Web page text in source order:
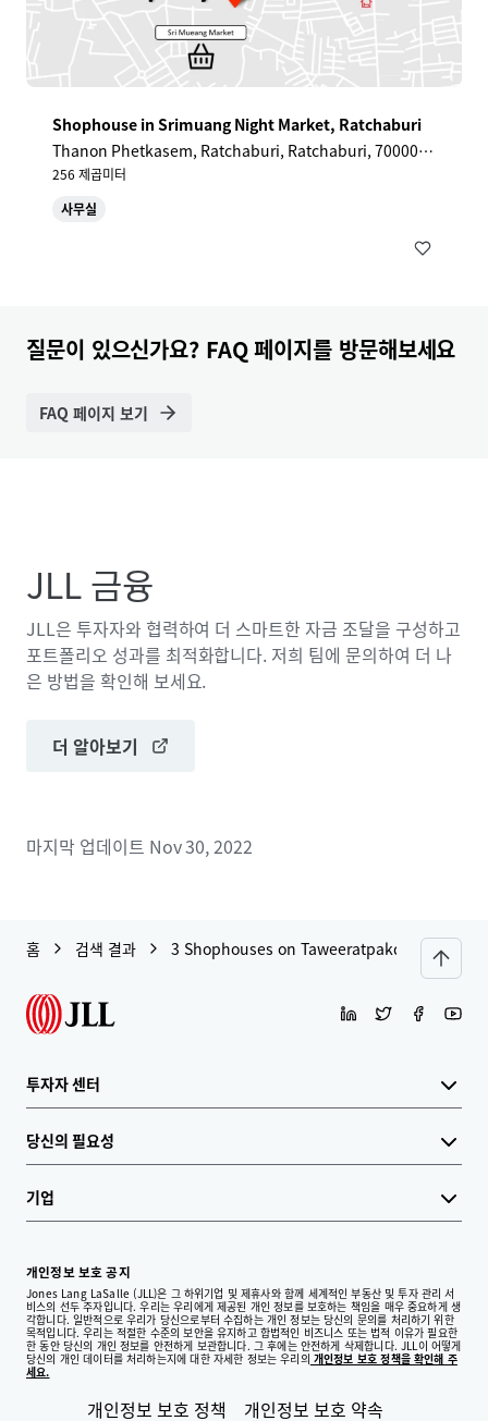
Shophouse in Srimuang Night Market, Ratchaburi
Thanon Phetkasem, Ratchaburi, Ratchaburi, 70000, T
H
256 제곱미터
사무실
질문이 있으신가요? FAQ 페이지를 방문해보세요
FAQ 페이지 보기
JLL 금융
JLL은 투자자와 협력하여 더 스마트한 자금 조달을 구성하고
포트폴리오 성과를 최적화합니다. 저희 팀에 문의하여 더 나
은 방법을 확인해 보세요.
더 알아보기
마지막 업데이트 Nov 30, 2022
홈 검색 결과 3 Shophouses on Taweeratpakdee Road,
투자자 센터
당신의 필요성
기업
개인정보 보호 공지
Jones Lang LaSalle (JLL)은 그 하위기업 및 제휴사와 함께 세계적인 부동산 및 투자 관리 서
비스의 선두 주자입니다. 우리는 우리에게 제공된 개인 정보를 보호하는 책임을 매우 중요하게 생
각합니다. 일반적으로 우리가 당신으로부터 수집하는 개인 정보는 당신의 문의를 처리하기 위한
목적입니다. 우리는 적절한 수준의 보안을 유지하고 합법적인 비즈니스 또는 법적 이유가 필요한
한 동안 당신의 개인 정보를 안전하게 보관합니다. 그 후에는 안전하게 삭제합니다. JLL이 어떻게
당신의 개인 데이터를 처리하는지에 대한 자세한 정보는 우리의 개인정보 보호 정책을 확인해 주
세요.
개인정보 보호 정책 개인정보 보호 약속